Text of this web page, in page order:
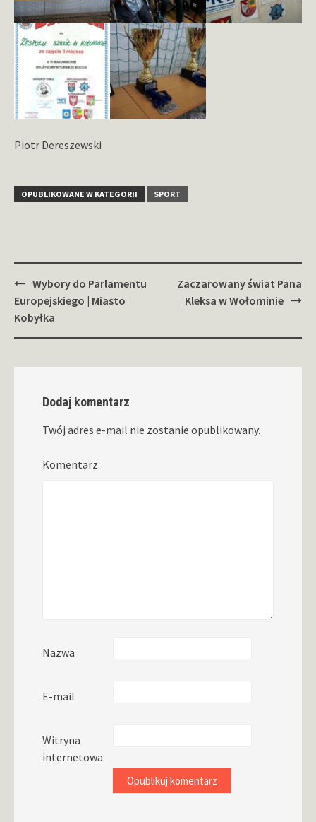
Piotr Dereszewski
OPUBLIKOWANE W KATEGORII SPORT
Zobacz
wpisy
Wybory do Parlamentu
Europejskiego | Miasto
Kobyłka
Zaczarowany świat Pana
Kleksa w Wołominie
Dodaj komentarz
Twój adres e-mail nie zostanie opublikowany.
Komentarz
Nazwa
E-mail
Witryna
internetowa